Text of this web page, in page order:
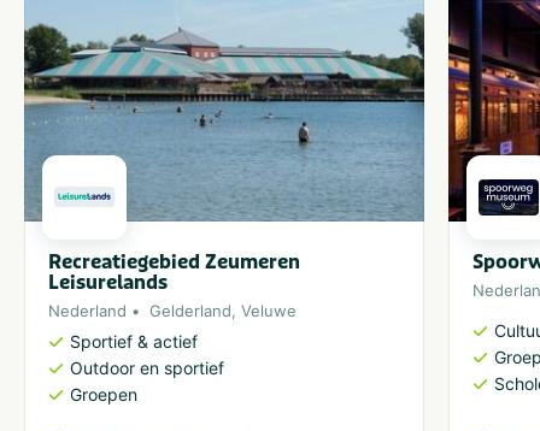
Recreatiegebied Zeumeren
Leisurelands
Nederland Gelderland, Veluwe
Sportief & actief
Outdoor en sportief
Groepen